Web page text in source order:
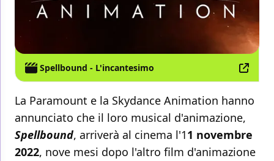
Spellbound - L'incantesimo
La Paramount e la Skydance Animation hanno
annunciato che il loro musical d'animazione,
Spellbound, arriverà al cinema l'11 novembre
2022, nove mesi dopo l'altro film d'animazione